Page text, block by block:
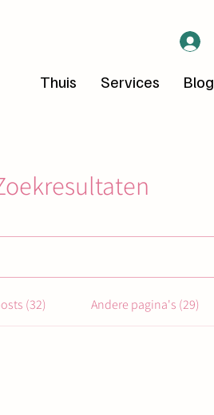
Thuis Services Blog
(32) Andere pagina's (29)